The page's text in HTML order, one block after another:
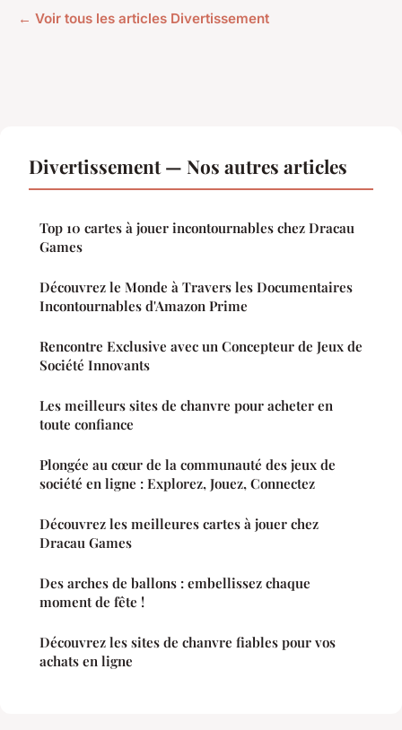
← Voir tous les articles Divertissement
Divertissement — Nos autres articles
Top 10 cartes à jouer incontournables chez Dracau
Games
Découvrez le Monde à Travers les Documentaires
Incontournables d'Amazon Prime
Rencontre Exclusive avec un Concepteur de Jeux de
Société Innovants
Les meilleurs sites de chanvre pour acheter en
toute confiance
Plongée au cœur de la communauté des jeux de
société en ligne : Explorez, Jouez, Connectez
Découvrez les meilleures cartes à jouer chez
Dracau Games
Des arches de ballons : embellissez chaque
moment de fête !
Découvrez les sites de chanvre fiables pour vos
achats en ligne